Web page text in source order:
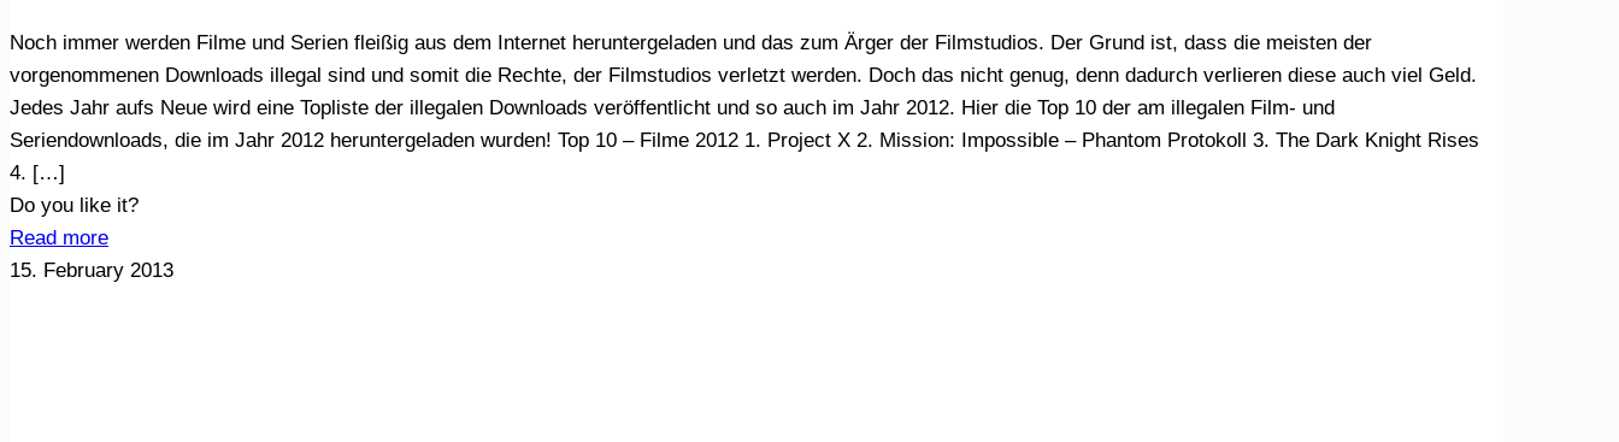
Noch immer werden Filme und Serien fleißig aus dem Internet heruntergeladen und das zum Ärger der Filmstudios. Der Grund ist, dass die meisten der
vorgenommenen Downloads illegal sind und somit die Rechte, der Filmstudios verletzt werden. Doch das nicht genug, denn dadurch verlieren diese auch viel Geld.
Jedes Jahr aufs Neue wird eine Topliste der illegalen Downloads veröffentlicht und so auch im Jahr 2012. Hier die Top 10 der am illegalen Film- und
Seriendownloads, die im Jahr 2012 heruntergeladen wurden! Top 10 – Filme 2012 1. Project X 2. Mission: Impossible – Phantom Protokoll 3. The Dark Knight Rises
4. […]
Do you like it?
Read more
15. February 2013